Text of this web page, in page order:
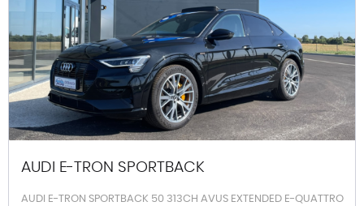
AUDI E-TRON SPORTBACK
AUDI E-TRON SPORTBACK 50 313CH AVUS EXTENDED E-QUATTRO